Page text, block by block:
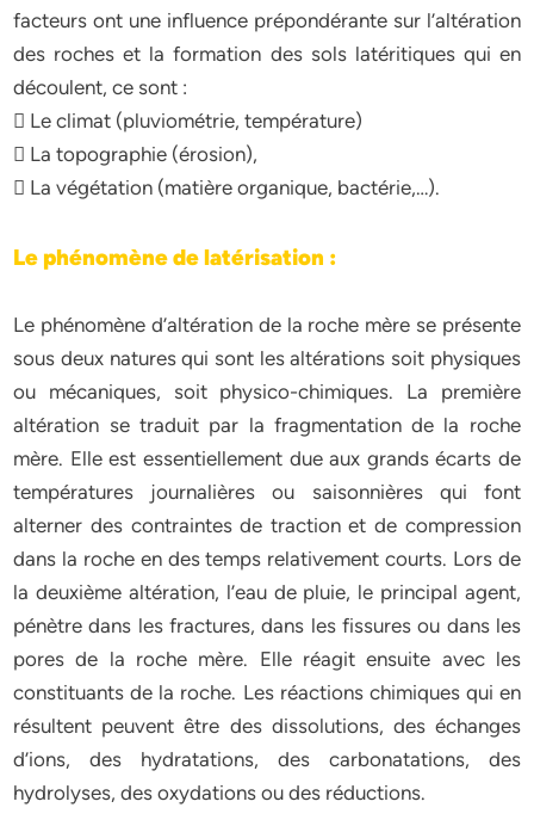
facteurs ont une influence prépondérante sur l’altération
des roches et la formation des sols latéritiques qui en
découlent, ce sont :
 Le climat (pluviométrie, température)
 La topographie (érosion),
 La végétation (matière organique, bactérie,…).
Le phénomène de latérisation :
Le phénomène d’altération de la roche mère se présente
sous deux natures qui sont les altérations soit physiques
ou mécaniques, soit physico-chimiques. La première
altération se traduit par la fragmentation de la roche
mère. Elle est essentiellement due aux grands écarts de
températures journalières ou saisonnières qui font
alterner des contraintes de traction et de compression
dans la roche en des temps relativement courts. Lors de
la deuxième altération, l’eau de pluie, le principal agent,
pénètre dans les fractures, dans les fissures ou dans les
pores de la roche mère. Elle réagit ensuite avec les
constituants de la roche. Les réactions chimiques qui en
résultent peuvent être des dissolutions, des échanges
d’ions, des hydratations, des carbonatations, des
hydrolyses, des oxydations ou des réductions.